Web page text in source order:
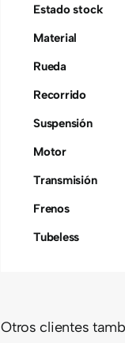
Estado stock
Material
Rueda
Recorrido
Suspensión
Motor
Transmisión
Frenos
Tubeless
Otros clientes